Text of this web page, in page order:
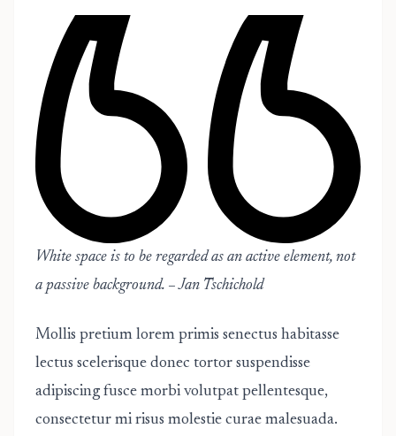
White space is to be regarded as an active element, not
a passive background. – Jan Tschichold
Mollis pretium lorem primis senectus habitasse
lectus scelerisque donec tortor suspendisse
adipiscing fusce morbi volutpat pellentesque,
consectetur mi risus molestie curae malesuada.